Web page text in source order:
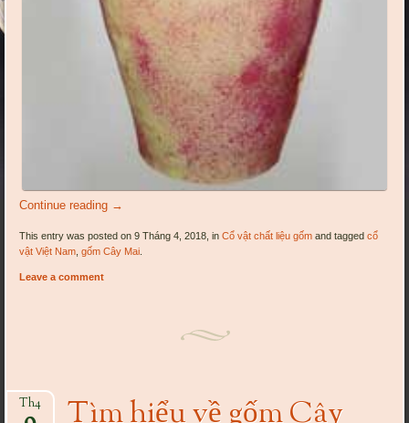
Continue reading →
This entry was posted on 9 Tháng 4, 2018, inCổ vật chất liệu gốm and taggedcổ
vật Việt Nam ,gốm Cây Mai
Leave a comment
Th4